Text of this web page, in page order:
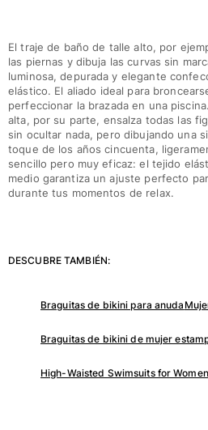
Toalla de algodón
Pareo
Ver todo Toallas & pareo
Bolsas
Bolsos y bolsas de playa
Bolso para Viajes
Mini bolsos
Gafas de sol
El traje de baño de talle alto, por
las piernas y dibuja las curvas sin
luminosa, depurada y elegante
elástico. El aliado ideal para
perfeccionar la brazada en una
alta, por su parte, ensalza todas las
sin ocultar nada, pero dibujando una
toque de los años cincuenta,
sencillo pero muy eficaz: el tejido
medio garantiza un ajuste perfecto
durante tus momentos de relax.
DESCUBRE TAMBIÉN:
Braguitas de bikini para anuda
Braguitas de bikini de mujer
High-Waisted Swimsuits for Women